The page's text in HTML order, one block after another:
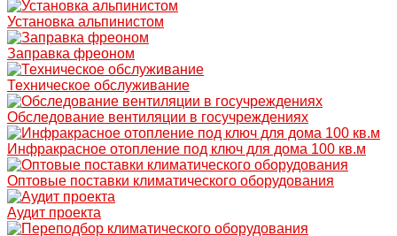
Установка альпинистом
Заправка фреоном
Техническое обслуживание
Обследование вентиляции в госучреждениях
Инфракрасное отопление под ключ для дома 100 кв.м
Оптовые поставки климатического оборудования
Аудит проекта